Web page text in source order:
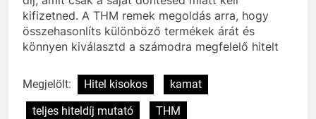
kifizetned. A THM remek megoldás arra, hogy
összehasonlíts különböző termékek árát és
könnyen kiválasztd a számodra megfelelő hitelt
Megjelölt: Hitel kisokos
kamat
teljes hiteldíj mutató
THM